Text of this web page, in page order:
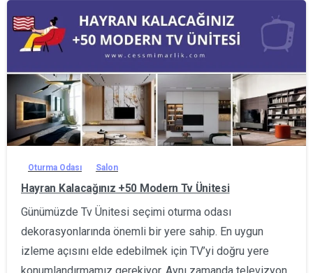
0
Oturma Odası Salon
Hayran Kalacağınız +50 Modern Tv Ünitesi
Günümüzde Tv Ünitesi seçimi oturma odası
dekorasyonlarında önemli bir yere sahip. En uygun
izleme açısını elde edebilmek için TV’yi doğru yere